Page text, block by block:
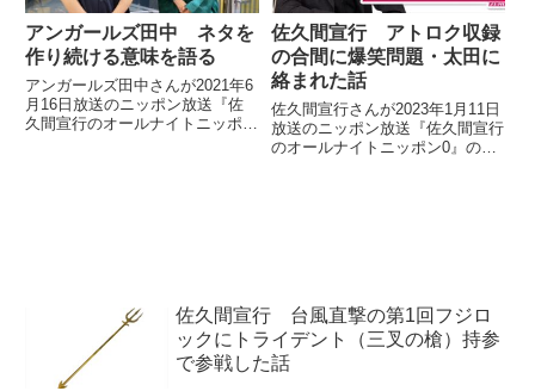
アンガールズ田中 ネタを
作り続ける意味を語る
アンガールズ田中さんが2021年6
月16日放送のニッポン放送『佐
久間宣行のオールナイトニッポン
佐久間宣行 アトロク収録
の合間に爆笑問題・太田に
絡まれた話
佐久間宣行さんが2023年1月11日
放送のニッポン放送『佐久間宣行
のオールナイトニッポン0』の中
佐久間宣行 台風直撃の第1回フジロ
ックにトライデント（三叉の槍）持参
で参戦した話